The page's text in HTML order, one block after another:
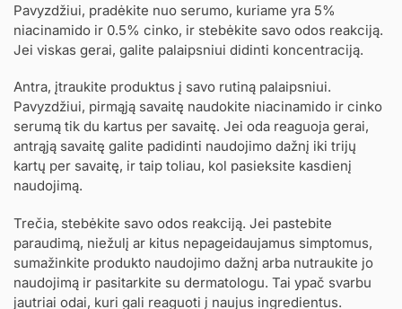
Pavyzdžiui, pradėkite nuo serumo, kuriame yra 5%
niacinamido ir 0.5% cinko, ir stebėkite savo odos reakciją.
Jei viskas gerai, galite palaipsniui didinti koncentraciją.
Antra, įtraukite produktus į savo rutiną palaipsniui.
Pavyzdžiui, pirmąją savaitę naudokite niacinamido ir cinko
serumą tik du kartus per savaitę. Jei oda reaguoja gerai,
antrąją savaitę galite padidinti naudojimo dažnį iki trijų
kartų per savaitę, ir taip toliau, kol pasieksite kasdienį
naudojimą.
Trečia, stebėkite savo odos reakciją. Jei pastebite
paraudimą, niežulį ar kitus nepageidaujamus simptomus,
sumažinkite produkto naudojimo dažnį arba nutraukite jo
naudojimą ir pasitarkite su dermatologu. Tai ypač svarbu
jautriai odai, kuri gali reaguoti į naujus ingredientus.